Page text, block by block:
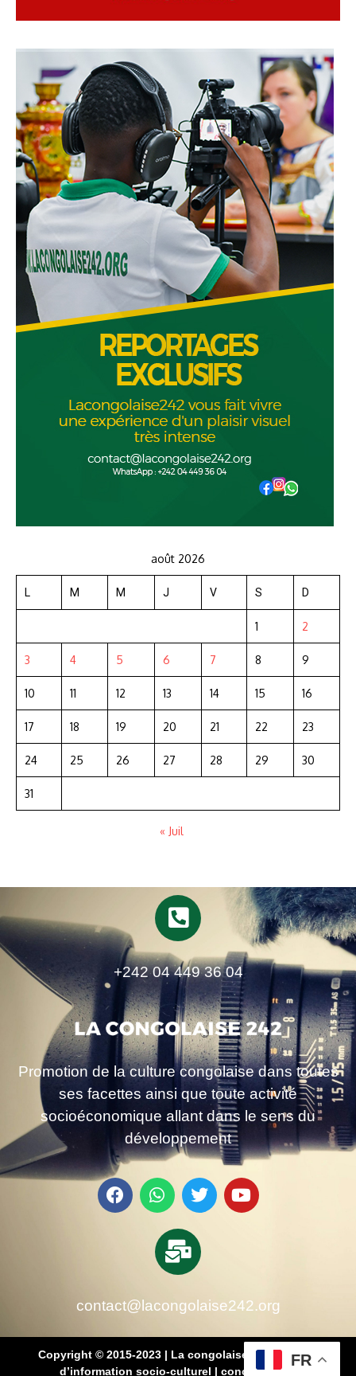
août 2026
L M M J V S D
1 2
3 4 5 6 7 8 9
10 11 12 13 14 15 16
17 18 19 20 21 22 23
24 25 26 27 28 29 30
31
« Juil
+242 04 449 36 04
Promotion de la culture congolaise dans toutes
ses facettes ainsi que toute activité
socioéconomique allant dans le sens du
développement
contact@lacongolaise242.org
Copyright © 2015-2023 | La congolaise 242 – média
d’information socio-culturel | conçu par SB
FR